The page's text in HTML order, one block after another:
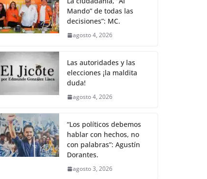
k
Mando” de todas las
decisiones”: MC.
agosto 4, 2026
Las autoridades y las
elecciones ¡la maldita
duda!
agosto 4, 2026
“Los políticos debemos
hablar con hechos, no
con palabras”: Agustín
Dorantes.
agosto 3, 2026